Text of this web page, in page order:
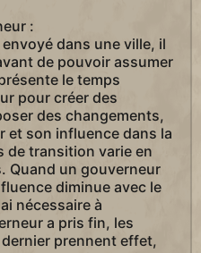
:
dans une ville, il
de pouvoir assumer
le temps
pour créer des
des changements,
et son influence dans la
de transition varie en
Quand un gouverneur
diminue avec le
nécessaire à
a pris fin, les
prennent effet,